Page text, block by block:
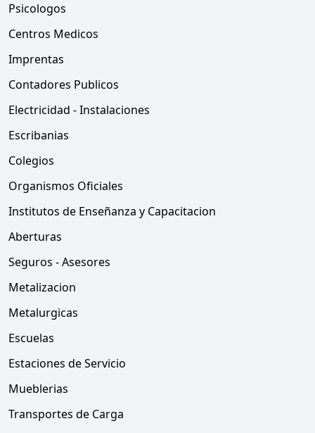
Psicologos
Centros Medicos
Imprentas
Contadores Publicos
Electricidad - Instalaciones
Escribanias
Colegios
Organismos Oficiales
Institutos de Enseñanza y Capacitacion
Aberturas
Seguros - Asesores
Metalizacion
Metalurgicas
Escuelas
Estaciones de Servicio
Mueblerias
Transportes de Carga